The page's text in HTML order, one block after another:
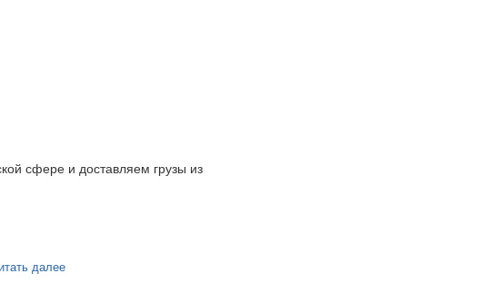
сфере и доставляем грузы из
далее